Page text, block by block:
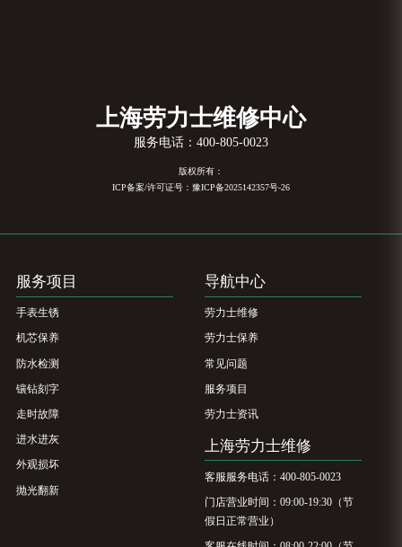
上海劳力士维修中心
服务电话： 400-805-0023
版权所有：
ICP备案/许可证号：豫ICP备2025142357号-26
服务项目
手表生锈
机芯保养
防水检测
镶钻刻字
走时故障
进水进灰
外观损坏
抛光翻新
导航中心
劳力士维修
劳力士保养
常见问题
服务项目
劳力士资讯
上海劳力士维修
客服服务电话：400-805-0023
门店营业时间：09:00-19:30（节
假日正常营业）